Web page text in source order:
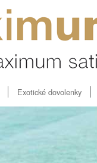
Exotické dovolenky